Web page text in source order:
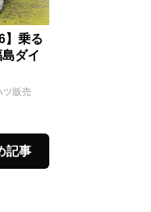
】乗る
ダイ
ツ販売
記事